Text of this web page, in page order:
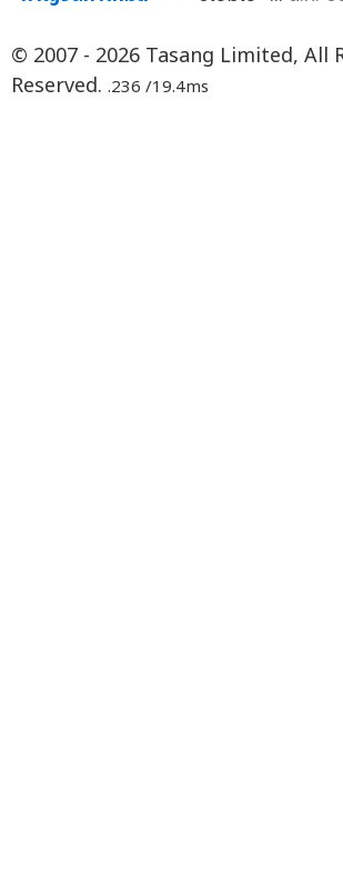
© 2007 - 2026 Tasang Limited, All
Reserved. .236 /19.4ms